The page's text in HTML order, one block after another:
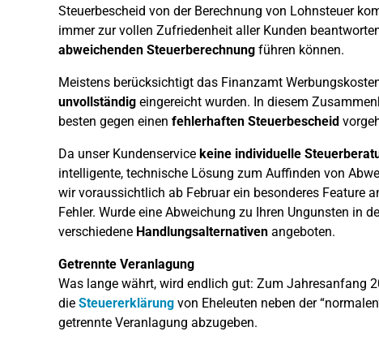
Steuerbescheid von der Berechnung von Lohnsteuer
immer zur vollen Zufriedenheit aller Kunden
abweichenden Steuerberechnung führen können.
Meistens berücksichtigt das Finanzamt
unvollständig eingereicht wurden. In diesem
besten gegen einen fehlerhaften Steuerbescheid
Da unser Kundenservice keine individuelle
intelligente, technische Lösung zum Auffinden von
wir voraussichtlich ab Februar ein besonderes Feature
Fehler. Wurde eine Abweichung zu Ihren Ungunsten in
verschiedene Handlungsalternativen angeboten.
Getrennte Veranlagung
Was lange währt, wird endlich gut: Zum Jahresanfang
die Steuererklärung von Eheleuten neben der
getrennte Veranlagung abzugeben.